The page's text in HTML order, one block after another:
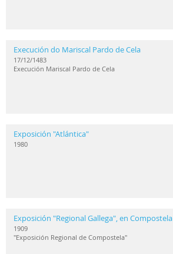
Execución do Mariscal Pardo de Cela
17/12/1483
Execución Mariscal Pardo de Cela
Exposición "Atlántica"
1980
Exposición "Regional Gallega", en Compostela
1909
"Exposición Regional de Compostela"